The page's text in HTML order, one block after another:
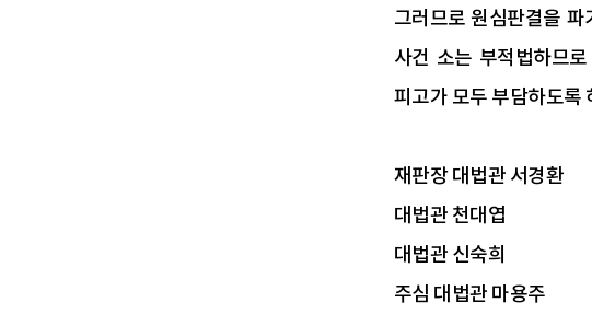
그러므로 원심판결을
사건 소는 부적법하므
피고가 모두 부담하도록
재판장 대법관 서경환
대법관 천대엽
대법관 신숙희
주심 대법관 마용주